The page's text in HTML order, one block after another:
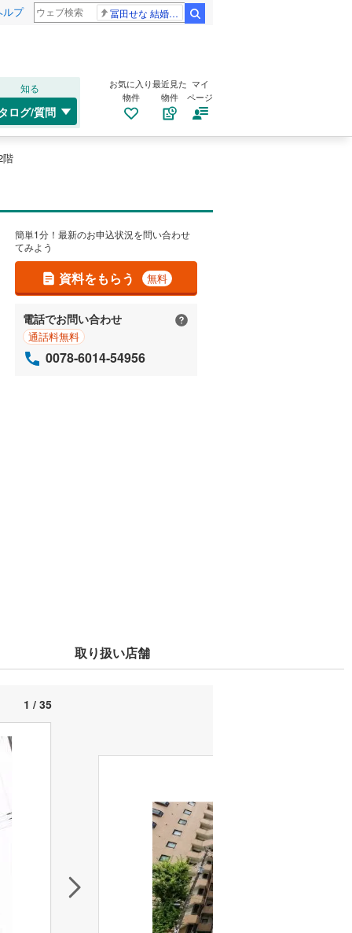
ルプ 冨田せな 結婚発表
知る
ログ/質問
お気に入り
物件
最近見た
物件
マイ
ページ
階
簡単1分！最新のお申込状況を問い合わせ
てみよう
資料をもらう 無料
電話でお問い合わせ
通話料無料
0078-6014-54956
取り扱い店舗
1 / 35